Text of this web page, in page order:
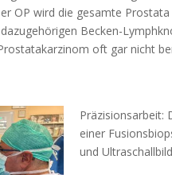
OP wird die gesamte
Becken-
oft gar nicht
Präzisionsarbeit:
einer
und